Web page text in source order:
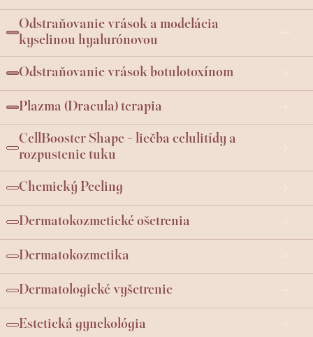
Odstraňovanie vrások a modelácia
kyselinou hyalurónovou
Odstraňovanie vrások botulotoxínom
Plazma (Dracula) terapia
CellBooster Shape - liečba celulitídy a
rozpustenie tuku
Chemický Peeling
Dermatokozmetické ošetrenia
Dermatokozmetika
Dermatologické vyšetrenie
Estetická gynekológia